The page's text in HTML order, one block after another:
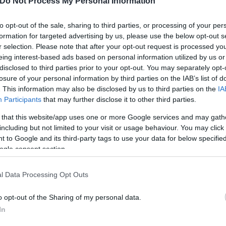
opt-out of the sale, sharing to third parties, or processing of your
for targeted advertising by us, please use the below opt-out
selection. Please note that after your opt-out request is processed
interest-based ads based on personal information utilized by us
to third parties prior to your opt-out. You may separately
of your personal information by third parties on the IAB’s list of
This information may also be disclosed by us to third parties on the
Participants that may further disclose it to other third parties.
that this website/app uses one or more Google services and may
but not limited to your visit or usage behaviour. You may
to Google and its third-party tags to use your data for below
consent section.
Data Processing Opt Outs
opt-out of the Sharing of my personal data.
υποψίες που μπορούσαν να δημιουργήσουν
που να αποδεικνύουν ότι οι πληροφορίες
των δημοσιευμάτωνθα μπορούσε να
των προσώπων που προσέφυγαν στη